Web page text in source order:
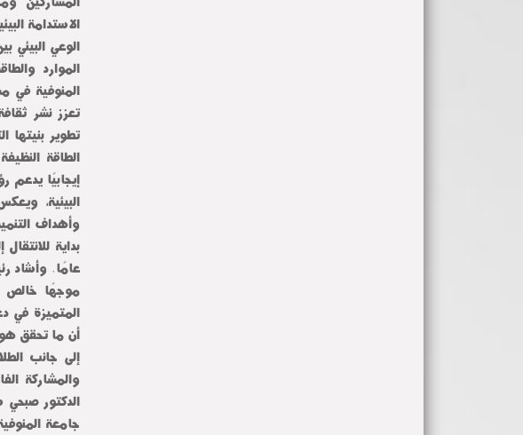
الاستدامة
الوعي
الموارد
المنوفية في
تعزز نشر
تطوير بنيتها
الطاقة
إيجابيًا يدعم
البيئية،
بداية
عامًا. وأشاد
موجهًا خالص
المتميزة في
أن ما تحقق
إلى جانب
والمشاركة
الدكتور
جامعة